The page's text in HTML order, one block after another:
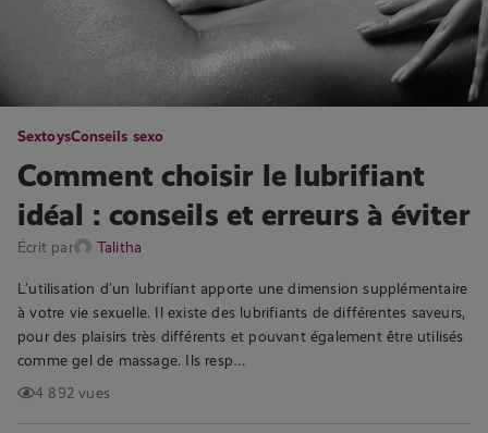
SextoysConseils sexo
Comment choisir le lubrifiant
idéal : conseils et erreurs à éviter
Écrit par Talitha
L’utilisation d’un lubrifiant apporte une dimension supplémentaire
à votre vie sexuelle. Il existe des lubrifiants de différentes saveurs,
pour des plaisirs très différents et pouvant également être utilisés
comme gel de massage. Ils resp…
4 892 vues